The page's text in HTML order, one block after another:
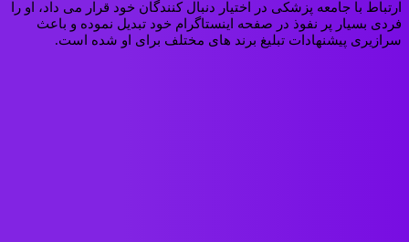
ارتباط با جامعه پزشکی در اختیار دنبال کنندگان خود قرار می داد، او را
فردی بسیار پر نفوذ در صفحه اینستاگرام خود تبدیل نموده و باعث
سرازیری پیشنهادات تبلیغ برند های مختلف برای او شده است.